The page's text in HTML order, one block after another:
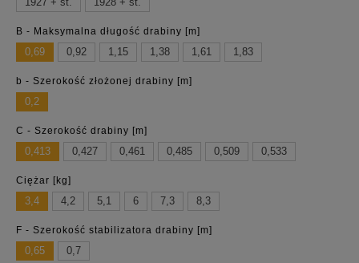
B - Maksymalna długość drabiny [m]
0,69 0,92 1,15 1,38 1,61 1,83
b - Szerokość złożonej drabiny [m]
0,2
C - Szerokość drabiny [m]
0,413 0,427 0,461 0,485 0,509 0,533
Ciężar [kg]
3,4 4,2 5,1 6 7,3 8,3
F - Szerokość stabilizatora drabiny [m]
0,65 0,7